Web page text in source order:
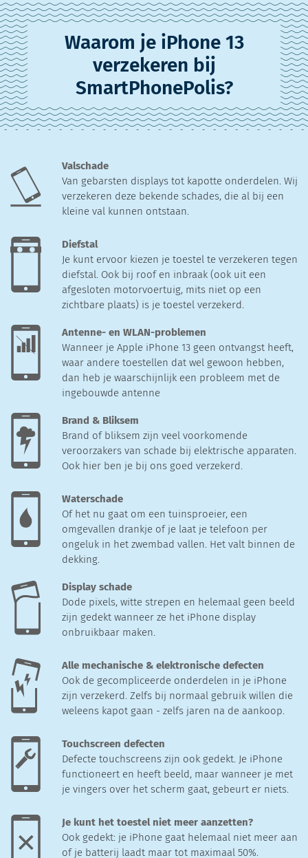
Waarom je iPhone 13
verzekeren bij
SmartPhonePolis?
Valschade
Van gebarsten displays tot kapotte onderdelen. Wij
verzekeren deze bekende schades, die al bij een
kleine val kunnen ontstaan.
Diefstal
Je kunt ervoor kiezen je toestel te verzekeren tegen
diefstal. Ook bij roof en inbraak (ook uit een
afgesloten motorvoertuig, mits niet op een
zichtbare plaats) is je toestel verzekerd.
Antenne- en WLAN-problemen
Wanneer je Apple iPhone 13 geen ontvangst heeft,
waar andere toestellen dat wel gewoon hebben,
dan heb je waarschijnlijk een probleem met de
ingebouwde antenne
Brand & Bliksem
Brand of bliksem zijn veel voorkomende
veroorzakers van schade bij elektrische apparaten.
Ook hier ben je bij ons goed verzekerd.
Waterschade
Of het nu gaat om een tuinsproeier, een
omgevallen drankje of je laat je telefoon per
ongeluk in het zwembad vallen. Het valt binnen de
dekking.
Display schade
Dode pixels, witte strepen en helemaal geen beeld
zijn gedekt wanneer ze het iPhone display
onbruikbaar maken.
Alle mechanische & elektronische defecten
Ook de gecompliceerde onderdelen in je iPhone
zijn verzekerd. Zelfs bij normaal gebruik willen die
weleens kapot gaan - zelfs jaren na de aankoop.
Touchscreen defecten
Defecte touchscreens zijn ook gedekt. Je iPhone
functioneert en heeft beeld, maar wanneer je met
je vingers over het scherm gaat, gebeurt er niets.
Je kunt het toestel niet meer aanzetten?
Ook gedekt: je iPhone gaat helemaal niet meer aan
of je batterij laadt maar tot maximaal 50%.